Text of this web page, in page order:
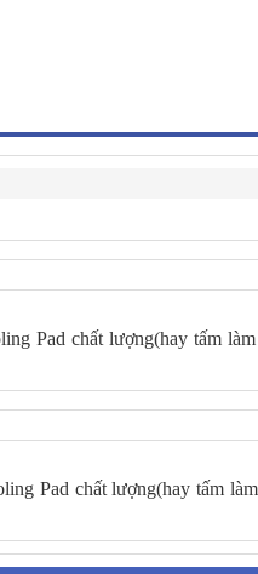
Pad chất lượng(hay tấm
Pad chất lượng(hay tấm